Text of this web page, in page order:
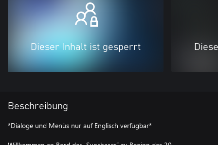
Dieser Inhalt ist gesperrt
Beschreibung
*Dialoge und Menüs nur auf Englisch verfügbar*